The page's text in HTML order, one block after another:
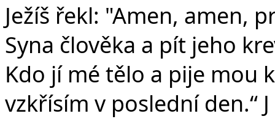
Ježíš řekl: "Amen, amen,
Syna člověka a pít jeho
Kdo jí mé tělo a pije mou
vzkřísím v poslední den.“